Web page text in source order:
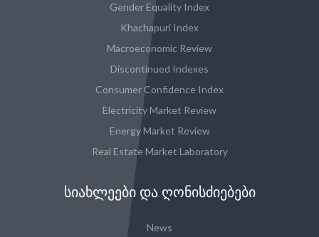
Gender Equality Index
Khachapuri Index
Macroeconomic Review
Discontinued Indexes
Consumer Confidence Index
Electricity Market Review
Energy Market Review
Real Estate Market Laboratory
ᲡᲘᲐᲮᲚᲔᲔᲑᲘ ᲓᲐ ᲦᲝᲜᲘᲡᲫᲘᲔᲑᲔᲑᲘ
News